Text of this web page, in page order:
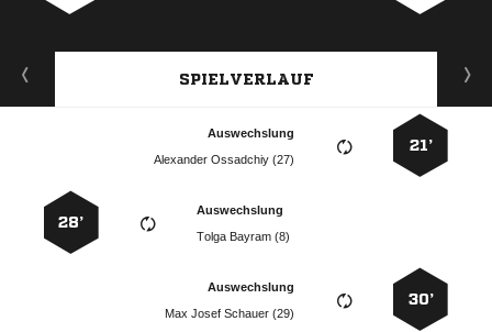
SPIELVERLAUF
21’
Auswechslung
  
Auswechslung
  
28’
30’
Auswechslung
   